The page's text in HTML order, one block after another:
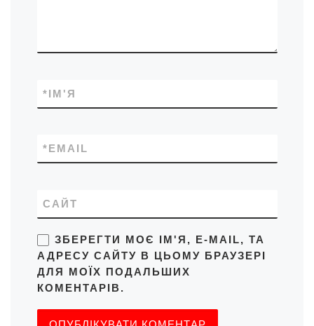
ІМ'Я
*
EMAIL
*
САЙТ
ЗБЕРЕГТИ МОЄ ІМ'Я, E-MAIL, ТА
АДРЕСУ САЙТУ В ЦЬОМУ БРАУЗЕРІ
ДЛЯ МОЇХ ПОДАЛЬШИХ
КОМЕНТАРІВ.